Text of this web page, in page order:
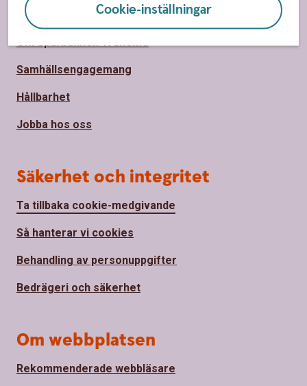
Cookie-inställningar
Om oss
Samhällsengagemang
Hållbarhet
Jobba hos oss
Säkerhet och integritet
Ta tillbaka cookie-medgivande
Så hanterar vi cookies
Behandling av personuppgifter
Bedrägeri och säkerhet
Om webbplatsen
Rekommenderade webbläsare